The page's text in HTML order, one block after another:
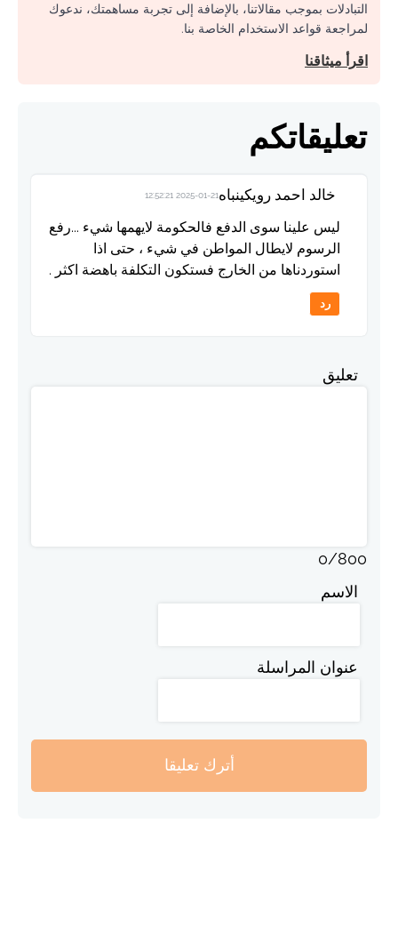
التبادلات بموجب مقالاتنا، بالإضافة إلى تجربة مساهمتك، ندعوك
لمراجعة قواعد الاستخدام الخاصة بنا.
اقرأ ميثاقنا
تعليقاتكم
خالد احمد رويكينباه2025-01-21 12:52:21
ليس علينا سوى الدفع فالحكومة لايهمها شيء ...رفع
الرسوم لايطال المواطن في شيء ، حتى اذا
استوردناها من الخارج فستكون التكلفة باهضة اكثر .
رد
تعليق
0/800
الاسم
عنوان المراسلة
أترك تعليقا